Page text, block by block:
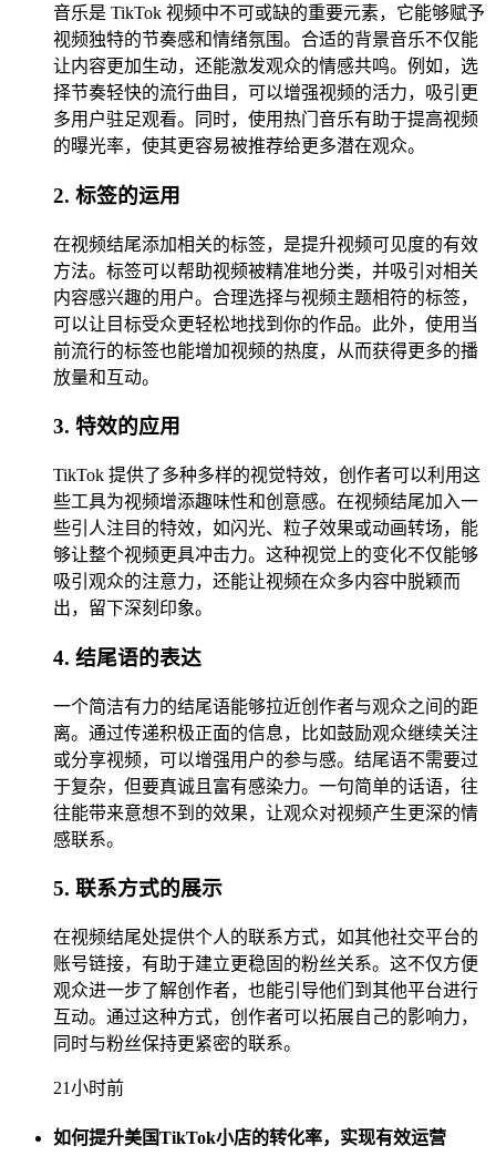
音乐是 TikTok 视频中不可或缺的重要元素，它能够赋予
视频独特的节奏感和情绪氛围。合适的背景音乐不仅能
让内容更加生动，还能激发观众的情感共鸣。例如，选
择节奏轻快的流行曲目，可以增强视频的活力，吸引更
多用户驻足观看。同时，使用热门音乐有助于提高视频
的曝光率，使其更容易被推荐给更多潜在观众。
2. 标签的运用
在视频结尾添加相关的标签，是提升视频可见度的有效
方法。标签可以帮助视频被精准地分类，并吸引对相关
内容感兴趣的用户。合理选择与视频主题相符的标签，
可以让目标受众更轻松地找到你的作品。此外，使用当
前流行的标签也能增加视频的热度，从而获得更多的播
放量和互动。
3. 特效的应用
TikTok 提供了多种多样的视觉特效，创作者可以利用这
些工具为视频增添趣味性和创意感。在视频结尾加入一
些引人注目的特效，如闪光、粒子效果或动画转场，能
够让整个视频更具冲击力。这种视觉上的变化不仅能够
吸引观众的注意力，还能让视频在众多内容中脱颖而
出，留下深刻印象。
4. 结尾语的表达
一个简洁有力的结尾语能够拉近创作者与观众之间的距
离。通过传递积极正面的信息，比如鼓励观众继续关注
或分享视频，可以增强用户的参与感。结尾语不需要过
于复杂，但要真诚且富有感染力。一句简单的话语，往
往能带来意想不到的效果，让观众对视频产生更深的情
感联系。
5. 联系方式的展示
在视频结尾处提供个人的联系方式，如其他社交平台的
账号链接，有助于建立更稳固的粉丝关系。这不仅方便
观众进一步了解创作者，也能引导他们到其他平台进行
互动。通过这种方式，创作者可以拓展自己的影响力，
同时与粉丝保持更紧密的联系。
21小时前
如何提升美国TikTok小店的转化率，实现有效运营